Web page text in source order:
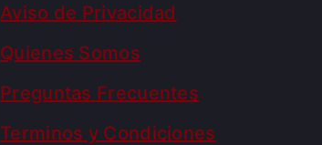
Aviso de Privacidad
Quienes Somos
Preguntas Frecuentes
Terminos y Condiciones